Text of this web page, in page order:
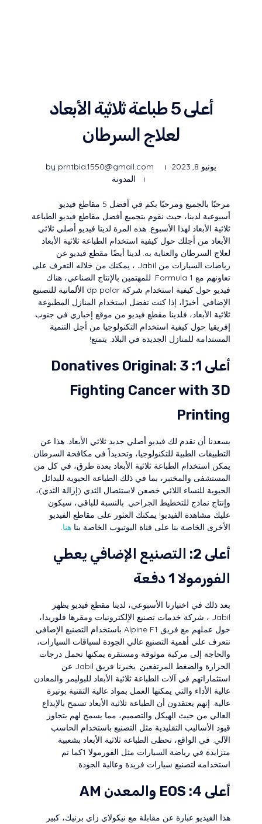
أعلى 5 طباعة ثلاثية الأبعاد
لعلاج السرطان
يونيو 8, 2023 by prntbia.1550@gmail.com
المدونة
مرحبًا بالجميع ومرحبًا بكم في أفضل 5 مقاطع فيديو
أسبوعية لدينا، حيث نقوم بتجميع أفضل مقاطع فيديو الطباعة
ثلاثية الأبعاد لهذا الأسبوع. هذه المرة لدينا فيديو أصلي ثلاثي
الأبعاد من أجلك حول كيفية استخدام الطباعة ثلاثية الأبعاد
لعلاج السرطان والعناية به. لدينا أيضًا مقطع فيديو عن
رياضات السيارات من Jabil ، يمكنك من خلاله التعرف على
تعاونهم مع Formula 1. للمهتمين بالإنتاج الصناعي، هناك
فيديو حول كيفية استخدام شركة dp polar الألمانية للتصنيع
الإضافي. أخيرًا، إذا كنت تفضل استخدام المنازل المطبوعة
ثلاثية الأبعاد، فلدينا مقطع فيديو من موقع إخباري في جنوب
إفريقيا حول كيفية استخدام التكنولوجيا من أجل التنمية
المستدامة للمنازل الجديدة في البلاد. يتمتع!
أعلى 1: 3 Donatives Original:
Fighting Cancer with 3D
Printing
يسعدنا أن نقدم لك فيديو أصلي جديد ثلاثي الأبعاد. هذا عن
التطبيقات الطبية للتكنولوجيا، وتحديداً في مكافحة السرطان.
يمكن استخدام الطباعة ثلاثية الأبعاد بعدة طرق، في كل من
المستشفى والمختبر، بما في ذلك الطباعة الحيوية للبدائل
الحيوية للنساء اللائي خضعن لاستئصال الثدي (إزالة الثدي)،
وإنتاج نماذج للتخطيط الجراحي. بالنسبة للباقي، سيكون
عليك مشاهدة الفيديو! يمكنك العثور على مقاطع الفيديو
الأخرى الخاصة بنا على قناة اليوتيوب الخاصة بنا هنا.
أعلى 2: التصنيع الإضافي يعطي
الفورمولا 1 دفعة
بعد ذلك في اختيارنا الأسبوعي، لدينا مقطع فيديو يظهر
Jabil ، شركة خدمات تصنيع الإلكترونيات ومقرها فلوريدا،
حول عملهم مع فريق Alpine F1 باستخدام التصنيع الإضافي.
نتعرف على أهمية التصنيع عالي الجودة لسباقات السيارات،
والحاجة إلى مركبة موثوقة ومستقرة يمكنها تحمل درجات
الحرارة والضغط المرتفعين. يخبرنا فريق Jabil عن
استثماراتهم في آلات الطباعة ثلاثية الأبعاد للبوليمر والمعادن
عالية الأداء والتي يمكنها العمل بمواد عالية التقنية بوتيرة
عالية. إنهم يعتقدون أن الطباعة ثلاثية الأبعاد تسمح بالإبداع
العالي من حيث الهيكل والتصميم، مما يسمح لهم بتجاوز
قيود الأساليب التقليدية مثل التصنيع باستخدام الحاسب
الآلي. في الواقع، تحظى الطباعة ثلاثية الأبعاد بشعبية
متزايدة في رياضة السيارات مثل الفورمولا 1كما تم
استخدامه لتصنيع سيارات فريدة وعالية الجودة.
أعلى 4: EOS والمعدن AM
هذا الفيديو عبارة عن مقابلة مع نيكولاي زاي برنيك، كبير